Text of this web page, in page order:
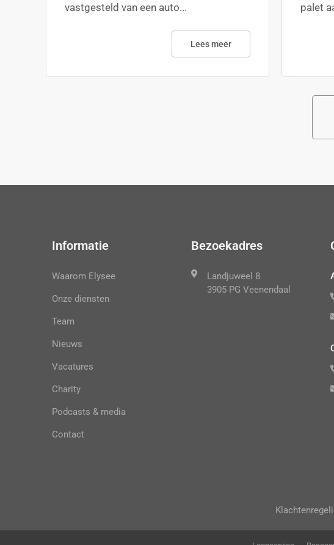
vastgesteld van een auto...
Lees meer
palet
Informatie
Waarom Elysee
Onze diensten
Team
Nieuws
Vacatures
Charity
Podcasts & media
Contact
Bezoekadres
Landjuweel 8
3905 PG Veenendaal